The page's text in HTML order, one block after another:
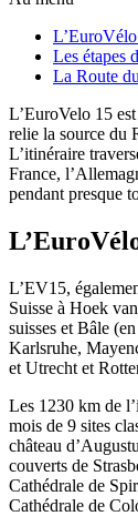
Les étapes
La Route
L’EuroVelo 15
relie la source du
L’itinéraire
France,
pendant presque
L’EV15,
Suisse à Hoek
suisses et Bâle
Karlsruhe,
et Utrecht et
Les 1230 km de
mois de 9 sites
château
couverts de
Cathédrale de
Cathédrale de